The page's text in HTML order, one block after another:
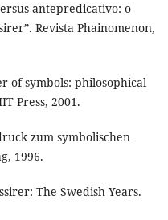
antepredicativo: o
Revista Phainomenon,
of symbols: philosophical
Press, 2001.
zum symbolischen
1996.
The Swedish Years.